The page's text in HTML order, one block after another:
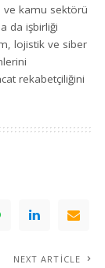
ve kamu sektörü
da işbirliği
lojistik ve siber
rekabetçiliğini
NEXT ARTICLE